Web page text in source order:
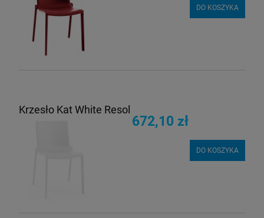
DO KOSZYKA
Krzesło Kat White Resol
672,10 zł
DO KOSZYKA